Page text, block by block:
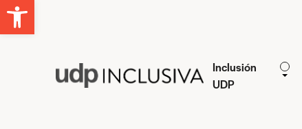
Inclusión
UDP